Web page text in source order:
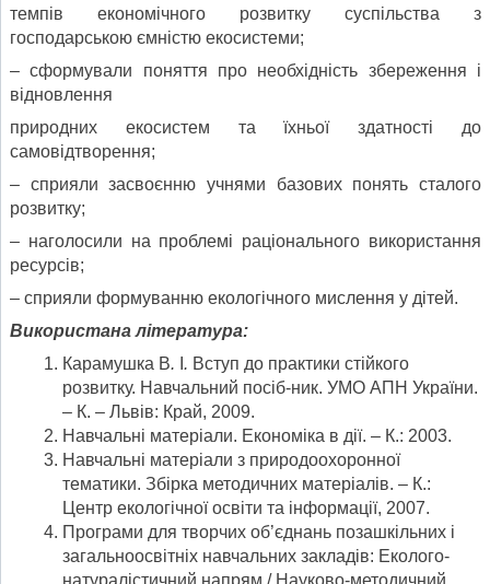
темпів економічного розвитку суспільства з
господарською ємністю екосистеми;
– сформували поняття про необхідність збереження і
відновлення
природних екосистем та їхньої здатності до
самовідтворення;
– сприяли засвоєнню учнями базових понять сталого
розвитку;
– наголосили на проблемі раціонального використання
ресурсів;
– сприяли формуванню екологічного мислення у дітей.
Використана література:
Карамушка В. . Вступ до практики стійкого
розвитку. Навчальний посіб-ник. УМО АПН України.
– К. – Львів: Край, 2009.
Навчальні матеріали. Економіка в дії. – К.: 2003.
Навчальні матеріали з природоохоронної
тематики. Збірка методичних матеріалів. – К.:
Центр екологічної освіти та інформації, 2007.
Програми для творчих об’єднань позашкільних і
загальноосвітніх навчальних закладів: Еколого-
натуралістичний напрям / Науково-методичний